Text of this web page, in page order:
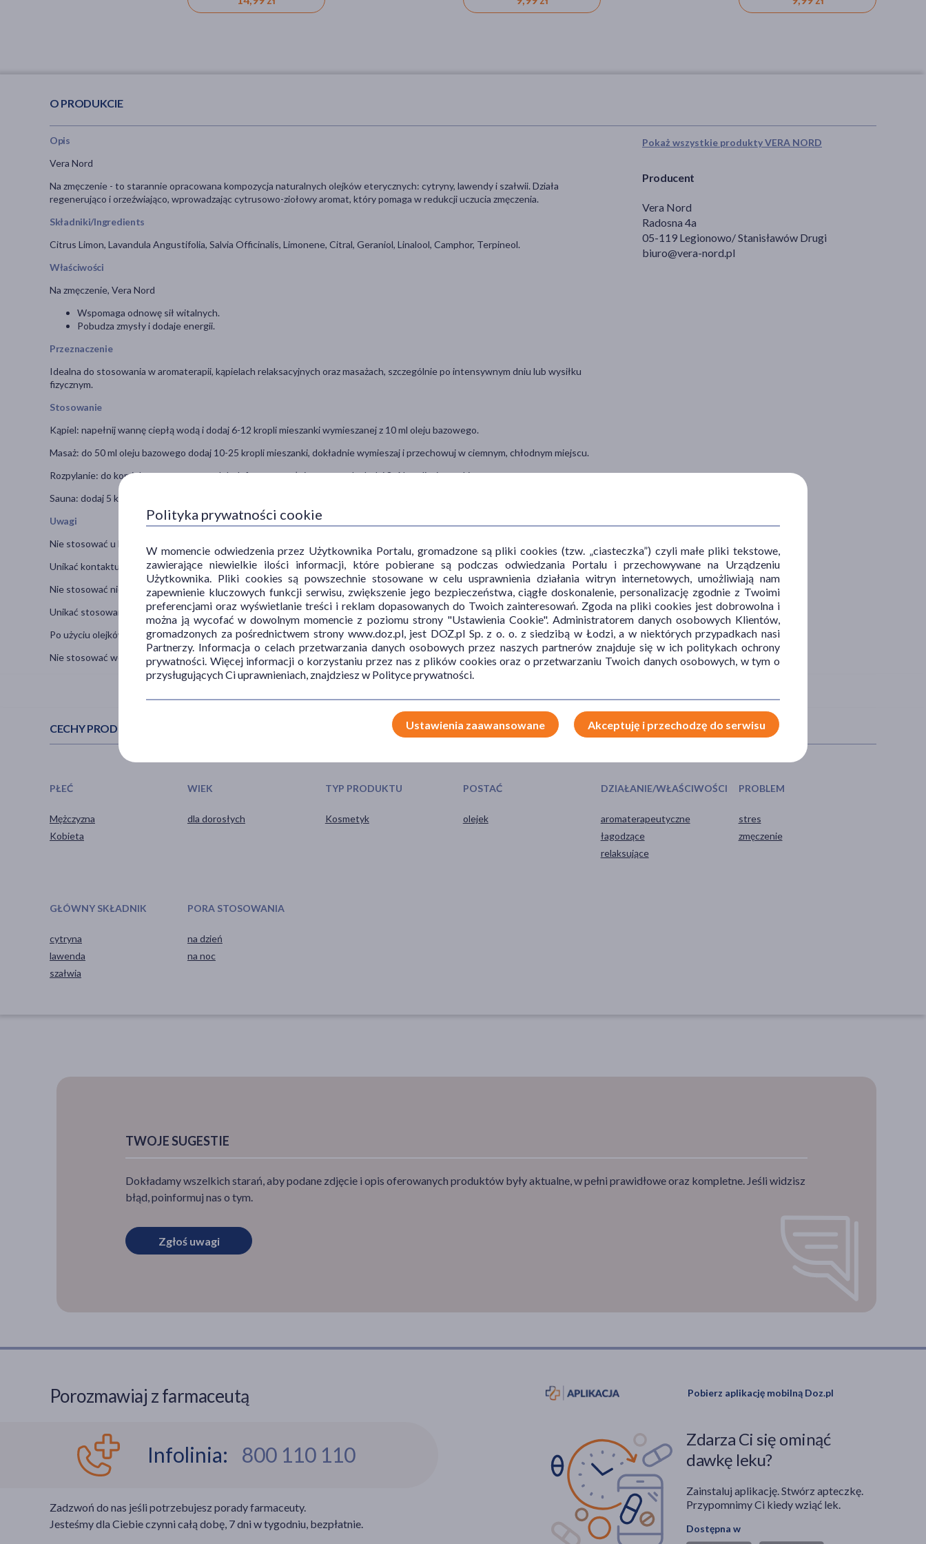
O PRODUKCIE
Pokaż wszystkie produkty VERA NORD
Producent
Vera Nord
Radosna 4a
05-119 Legionowo/ Stanisławów Drugi
biuro@vera-nord.pl
Opis
Vera Nord
Na zmęczenie - to starannie opracowana kompozycja naturalnych olejków eterycznych: cytryny, lawendy i szałwii. Działa
regenerująco i orzeźwiająco, wprowadzając cytrusowo-ziołowy aromat, który pomaga w redukcji uczucia zmęczenia.
Składniki/Ingredients
Citrus Limon, Lavandula Angustifolia, Salvia Officinalis, Limonene, Citral, Geraniol, Linalool, Camphor, Terpineol.
Właściwości
Na zmęczenie, Vera Nord
Wspomaga odnowę sił witalnych.
Pobudza zmysły i dodaje energii.
Przeznaczenie
Idealna do stosowania w aromaterapii, kąpielach relaksacyjnych oraz masażach, szczególnie po intensywnym dniu lub wysiłku
fizycznym.
Stosowanie
Kąpiel: napełnij wannę ciepłą wodą i dodaj 6-12 kropli mieszanki wymieszanej z 10 ml oleju bazowego.
Masaż: do 50 ml oleju bazowego dodaj 10-25 kropli mieszanki, dokładnie wymieszaj i przechowuj w ciemnym, chłodnym miejscu.
Rozpylanie: do kominka aromatycznego lub dyfuzora napełnionego wodą dodaj 3-6 kropli mieszanki
Sauna: dodaj 5 kropli mieszanki do 1 litra wody i użyj zgodnie z procedurą saunowania.
Uwagi
Nie stosować u kobiet w ciąży i dzieci bez konsultacji z lekarzem.
Unikać kontaktu z oczami.
Nie stosować nierozcieńczonego olejku bezpośrednio na skórę, z wyjątkiem olejku z drzewa herbacianego i lawendowego.
Unikać stosowania w przypadku alergii na którykolwiek ze składników.
Po użyciu olejków cytrusowych unikać ekspozycji na słońce i lampy UV.
Nie stosować wewnętrznie (nie pić).
CECHY PRODUKTU
PŁEĆ
Mężczyzna
Kobieta
WIEK
dla dorosłych
TYP PRODUKTU
Kosmetyk
POSTAĆ
olejek
DZIAŁANIE/WŁAŚCIWOŚCI
aromaterapeutyczne
łagodzące
relaksujące
PROBLEM
stres
zmęczenie
GŁÓWNY SKŁADNIK
cytryna
lawenda
szałwia
PORA STOSOWANIA
na dzień
na noc
TWOJE SUGESTIE
Dokładamy wszelkich starań, aby podane zdjęcie i opis oferowanych produktów były aktualne, w pełni prawidłowe oraz kompletne. Jeśli widzisz
błąd, poinformuj nas o tym.
Zgłoś uwagi
Porozmawiaj z farmaceutą
Infolinia: 800 110 110
Zadzwoń do nas jeśli potrzebujesz porady farmaceuty.
Jesteśmy dla Ciebie czynni całą dobę, 7 dni w tygodniu, bezpłatnie.
Pobierz aplikację mobilną Doz.pl
Zdarza Ci się ominąć
dawkę leku?
Zainstaluj aplikację. Stwórz apteczkę.
Przypomnimy Ci kiedy wziąć lek.
Dostępna w
Polityka prywatności cookie
W momencie odwiedzenia przez Użytkownika Portalu, gromadzone są pliki cookies (tzw. „ciasteczka”) czyli małe pliki tekstowe,
zawierające niewielkie ilości informacji, które pobierane są podczas odwiedzania Portalu i przechowywane na Urządzeniu
Użytkownika. Pliki cookies są powszechnie stosowane w celu usprawnienia działania witryn internetowych, umożliwiają nam
zapewnienie kluczowych funkcji serwisu, zwiększenie jego bezpieczeństwa, ciągłe doskonalenie, personalizację zgodnie z Twoimi
preferencjami oraz wyświetlanie treści i reklam dopasowanych do Twoich zainteresowań. Zgoda na pliki cookies jest dobrowolna i
można ją wycofać w dowolnym momencie z poziomu strony "Ustawienia Cookie". Administratorem danych osobowych Klientów,
gromadzonych za pośrednictwem strony www.doz.pl, jest DOZ.pl Sp. z o. o. z siedzibą w Łodzi, a w niektórych przypadkach nasi
Partnerzy. Informacja o celach przetwarzania danych osobowych przez naszych partnerów znajduje się w ich politykach ochrony
prywatności. Więcej informacji o korzystaniu przez nas z plików cookies oraz o przetwarzaniu Twoich danych osobowych, w tym o
przysługujących Ci uprawnieniach, znajdziesz w Polityce prywatności.
Ustawienia zaawansowane Akceptuję i przechodzę do serwisu